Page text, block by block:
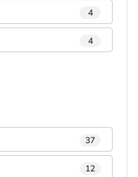
4
4
37
12